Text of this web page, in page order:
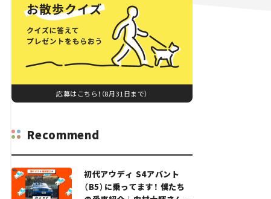
応募はこちら！（8月31日まで）
Recommend
初代アウディ S4アバント
（B5）に乗ってます！ 僕たち